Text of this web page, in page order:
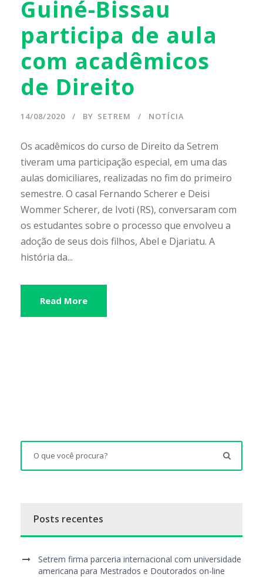
Guiné-Bissau
participa de aula
com acadêmicos
de Direito
14/08/2020 BY SETREM NOTÍCIA
Os acadêmicos do curso de Direito da Setrem
tiveram uma participação especial, em uma das
aulas domiciliares, realizadas no fim do primeiro
semestre. O casal Fernando Scherer e Deisi
Wommer Scherer, de Ivoti (RS), conversaram com
os estudantes sobre o processo que envolveu a
adoção de seus dois filhos, Abel e Djariatu. A
história da...
Read More
Posts recentes
Setrem firma parceria internacional com universidade
americana para Mestrados e Doutorados on-line